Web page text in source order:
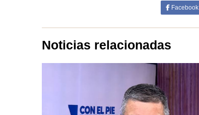
Facebook
Noticias relacionadas